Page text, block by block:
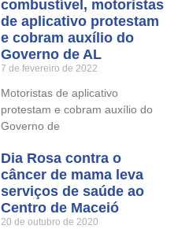
combustível, motoristas
de aplicativo protestam
e cobram auxílio do
Governo de AL
7 de fevereiro de 2022
Motoristas de aplicativo
protestam e cobram auxílio do
Governo de
Dia Rosa contra o
câncer de mama leva
serviços de saúde ao
Centro de Maceió
20 de outubro de 2020